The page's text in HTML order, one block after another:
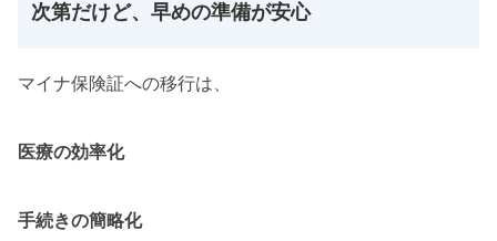
次第だけど、早めの準備が安心
マイナ保険証への移行は、
医療の効率化
手続きの簡略化